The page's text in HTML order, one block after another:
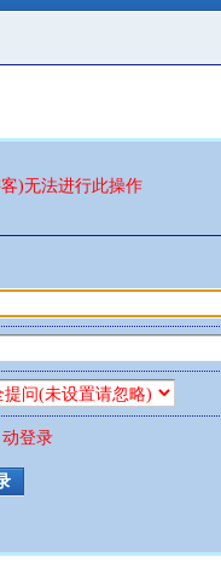
)无法进行此操作
动登录